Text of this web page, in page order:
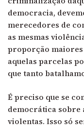
democracia,
merecedores de
as mesmas
proporção maiores
aquelas parcelas
que tanto
É preciso que se
democrática sobre
violentas. Isso só